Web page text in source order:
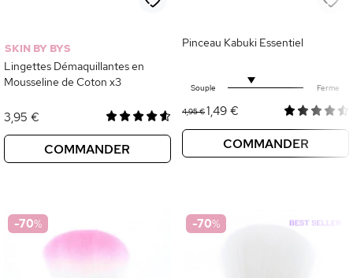
SKIN BY BYS
Lingettes Démaquillantes en
Mousseline de Coton x3
3,95 €
COMMANDER
Pinceau Kabuki Essentiel
Souple Ferme
4,95 €1,49 €
COMMANDER
-70% -70%